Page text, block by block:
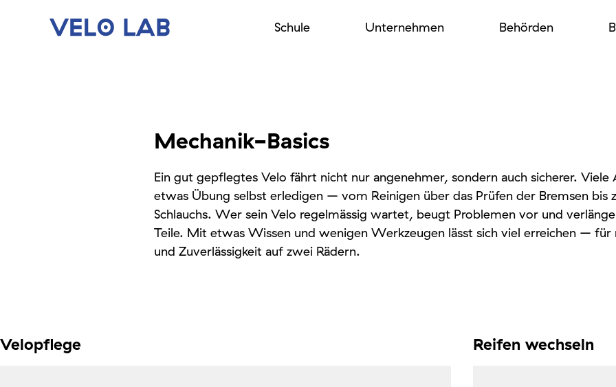
Schule Unternehmen Behörden
Mechanik-Basics
Ein gut gepflegtes Velo fährt nicht nur angenehmer, sondern auch sicherer. Viele
etwas Übung selbst erledigen – vom Reinigen über das Prüfen der Bremsen bis
Schlauchs. Wer sein Velo regelmässig wartet, beugt Problemen vor und
Teile. Mit etwas Wissen und wenigen Werkzeugen lässt sich viel erreichen – für
und Zuverlässigkeit auf zwei Rädern.
Velopflege Reifen wechseln